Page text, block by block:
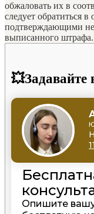
обжаловать их в
следует обратиться
подтверждающими
выписанного штрафа.